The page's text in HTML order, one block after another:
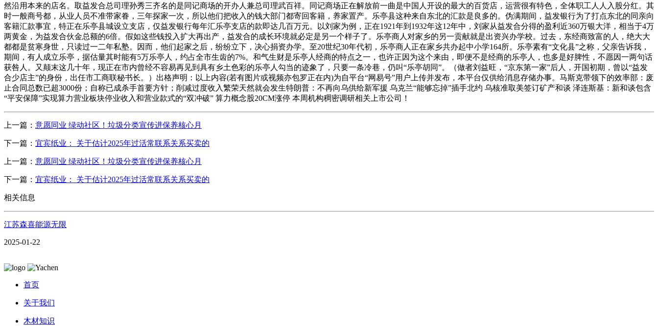
然沿用本来的店名。取益发合总司理孙秀三齐名的是同记商场的开办人兼总司理武百祥。同记商场正在解放前一曲是中国人开设的最大的百货店，运营很有特色，全体职工人人入股分红。其
时一般商号都，从业人员不准带家眷，三年探家一次，所以他们把收入的钱大部门都寄回客籍，养家置产。乐亭县这种来自东北的汇款是良多的。伪满期间，益发银行为了打点东北的同亲向
客籍汇款事宜，特正在乐亭县城设立支店，仅益发银行每年汇乐亭支店的款即达几百万元。以刘家为例，正在1921年到1932年这12年中，刘家从益发合分得的盈利近360万银大洋，相当于4万
两黄金，为益发合伙金总额的6倍。假如这些钱投入扩大再出产，益发合的成长环境就必定是另一个样子了。乐亭商人对家乡的另一贡献就是出资兴办学校。过去，东经商致富的人，绝大大
都都是贫寒身世，只读过一二年私塾。因而，他们起家之后，纷纷立下，决心捐资办学。至20世纪30年代初，乐亭商人正在家乡共办起中小学164所。乐亭素有“文化县”之称，父亲告诉我，
期间，有人成立乐亭，据估量其时能有5万乐亭人，约占全市生齿的7%。和气生财是乐亭人经商的特点之一，也许正因为这个来由，即便不是经商的乐亭人，也多是好脾性，不愿因一两句话
获咎人。又颠末这几十年，现正在市内曾经不容易再见到具有乡土色彩的乐亭人勾当的迹象了，只要一条冷巷，仍叫“乐亭胡同”。（做者刘益旺，“京东第一家”后人，开国初期，曾以“益发
合少店主”的身份，出任市工商联秘书长。）出格声明：以上内容(若有图片或视频亦包罗正在内)为自平台“网易号”用户上传并发布，本平台仅供给消息存储办事。马斯克带领下的效率部：废
止合同总数已超3000份；自称已成杀手首要方针；削减过度收入繁荣天然就会发生特朗普：不再向乌供给新军援 乌克兰“能够忘掉”插手北约 乌核准取美签订矿产和谈 泽连斯基：新和谈包含
“平安保障”实现算力营业板块停业收入和营业款式的“双冲破” 算力概念股20CM涨停 本周机构稠密调研相关上市公司！
上一篇： 意愿同业 绿动社区！垃圾分类宣传进保养核心月
下一篇： 宜宾纸业： 关于估计2025年过活常联系关系买卖的
上一篇： 意愿同业 绿动社区！垃圾分类宣传进保养核心月
下一篇： 宜宾纸业： 关于估计2025年过活常联系关系买卖的
相关信息
江苏森喜能源无限
2025-01-22
首页
关于我们
木材知识